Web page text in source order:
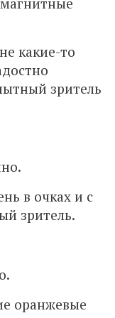
какие-то
зритель
в очках и с
зритель.
оранжевые